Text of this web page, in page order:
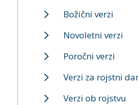
Božični verzi
Novoletni verzi
Poročni verzi
Verzi za rojstni
Verzi ob rojstvu